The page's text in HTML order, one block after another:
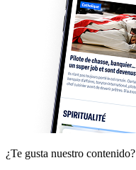
¿Te gusta nuestro contenido?